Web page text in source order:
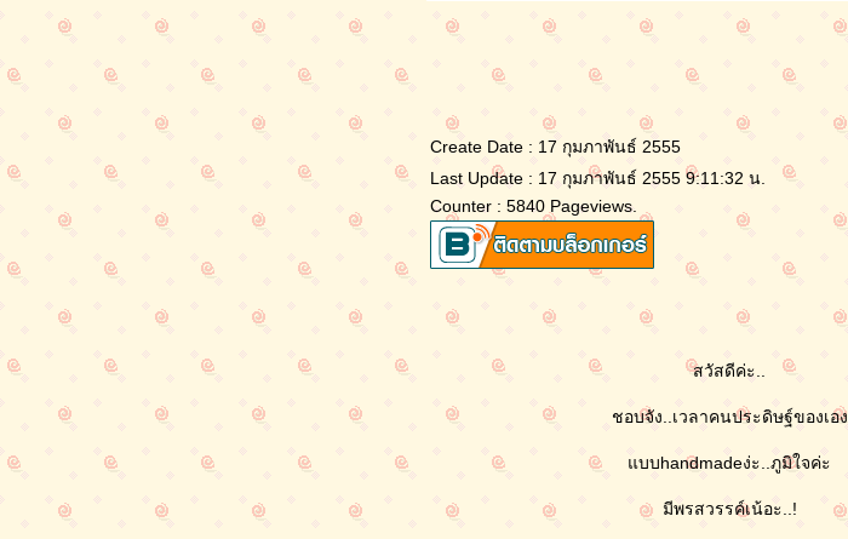
Create Date : 17 กุมภาพันธ์ 2555
Last Update : 17 กุมภาพันธ์ 2555 9:11:32 น.
Counter : 5840 Pageviews.
สวัสดีค่ะ..
ชอบจัง..เวลาคนประดิษฐ์ของเอง
บบhandmadeง่ะ..ภูมิใจค่ะ
มีพรสวรรค์เน้อะ..!